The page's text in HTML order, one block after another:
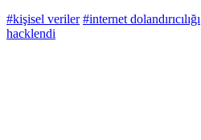
#kişisel veriler #internet dolandırıcılığı
hacklendi